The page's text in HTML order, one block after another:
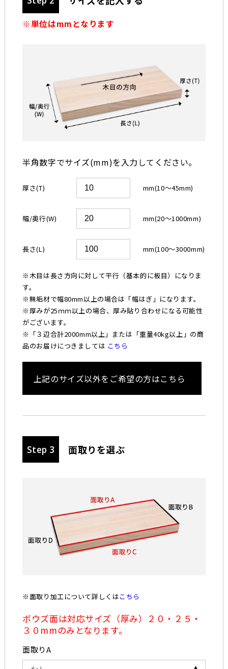
※単位はmmとなります
半角数字でサイズ(mm)を入力してください。
厚さ(T) mm(10〜45mm)
幅/奥行(W) mm(20〜1000mm)
長さ(L) mm(100〜3000mm)
※木目は長さ方向に対して平行（基本的に板目）になりま
す。
※無垢材で幅80mm以上の場合は「幅はぎ」になります。
※厚みが25ｍｍ以上の場合、厚み貼り合わせになる可能性
がございます。
※「３辺合計2000mm以上」または「重量40kg以上」の商
品のお届けにつきましては こちら
上記のサイズ以外をご希望の方はこちら
Step 3 面取りを選ぶ
※面取り加工について詳しくはこちら
ボウズ面は対応サイズ（厚み）２０・２５・
３０mmのみとなります。
面取りA